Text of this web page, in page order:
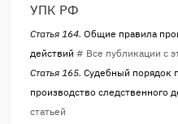
УПК РФ
Статья 164. Общие правила
действий # Все публикации с
Статья 165. Судебный порядок
производство следственного
статьей